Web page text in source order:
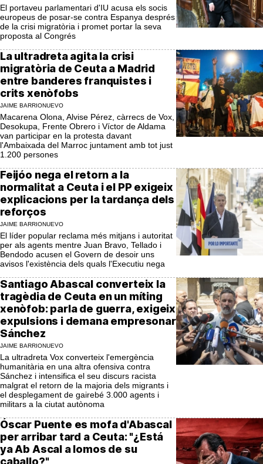
El portaveu parlamentari d'IU acusa els socis
europeus de posar-se contra Espanya després
de la crisi migratòria i promet portar la seva
proposta al Congrés
La ultradreta agita la crisi
migratòria de Ceuta a Madrid
entre banderes franquistes i
crits xenòfobs
JAIME BARRIONUEVO
Macarena Olona, Alvise Pérez, càrrecs de Vox,
Desokupa, Frente Obrero i Víctor de Aldama
van participar en la protesta davant
l'Ambaixada del Marroc juntament amb tot just
1.200 persones
Feijóo nega el retorn a la
normalitat a Ceuta i el PP exigeix
explicacions per la tardança dels
reforços
JAIME BARRIONUEVO
El líder popular reclama més mitjans i autoritat
per als agents mentre Juan Bravo, Tellado i
Bendodo acusen el Govern de desoir uns
avisos l'existència dels quals l'Executiu nega
Santiago Abascal converteix la
tragèdia de Ceuta en un míting
xenòfob: parla de guerra, exigeix
expulsions i demana empresonar
Sánchez
JAIME BARRIONUEVO
La ultradreta Vox converteix l'emergència
humanitària en una altra ofensiva contra
Sánchez i intensifica el seu discurs racista
malgrat el retorn de la majoria dels migrants i
el desplegament de gairebé 3.000 agents i
militars a la ciutat autònoma
Óscar Puente es mofa d'Abascal
per arribar tard a Ceuta: "¿Está
ya Ab Ascal a lomos de su
caballo?"